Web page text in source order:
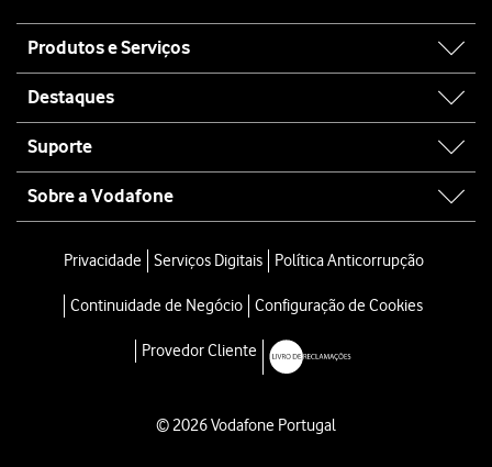
map
Produtos e Serviços
Destaques
Suporte
Sobre a Vodafone
Privacidade Serviços Digitais Política Anticorrupção
Continuidade de Negócio Configuração de Cookies
Provedor Cliente
© 2026 Vodafone Portugal